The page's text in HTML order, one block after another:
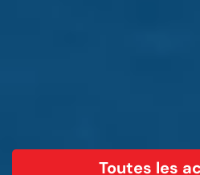
Toutes les